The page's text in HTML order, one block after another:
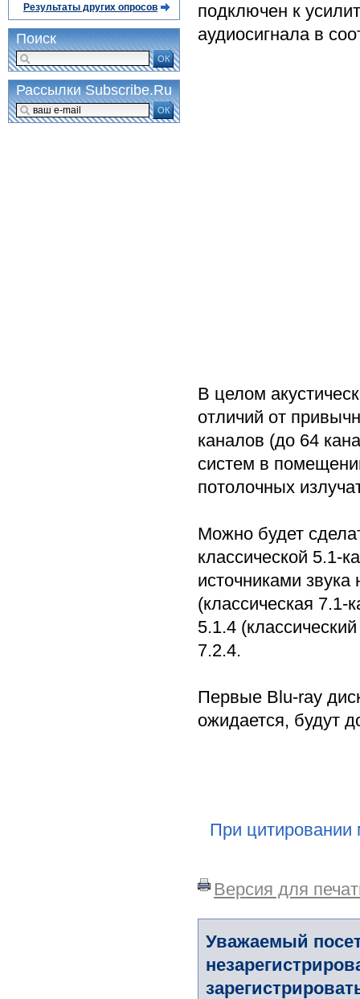
подключен к
аудиосигнала в
В целом
отличий от
каналов (до 64
систем в
потолочных
Можно будет
классической 5.1-
источниками
(классическая 7.1-
5.1.4
7.2.4.
Первые Blu-ray
ожидается, будут
При цитировании
Версия для
Уважаемый
Результаты других опросов
Поиск
ОК
Рассылки Subscribe.Ru
ОК